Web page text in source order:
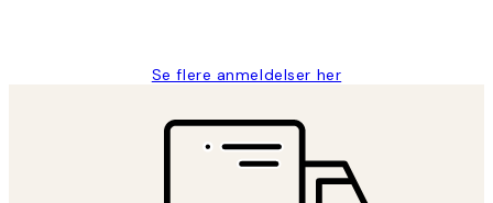
Se flere anmeldelser her